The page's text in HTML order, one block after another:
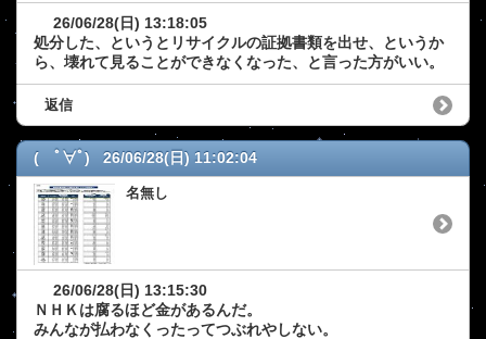
26/06/28(日) 13:18:05
処分した、というとリサイクルの証拠書類を出せ、というか
ら、壊れて見ることができなくなった、と言った方がいい。
返信
( ﾟ∀ﾟ) 26/06/28(日) 11:02:04
名無し
26/06/28(日) 13:15:30
ＮＨＫは腐るほど金があるんだ。
みんなが払わなくったってつぶれやしない。